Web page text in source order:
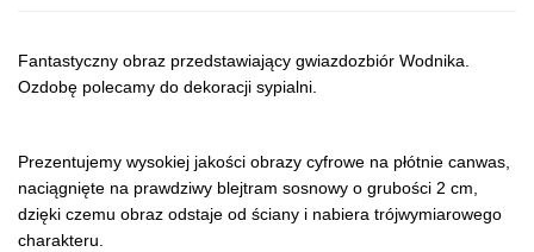
Fantastyczny obraz przedstawiający gwiazdozbiór Wodnika.
Ozdobę polecamy do dekoracji sypialni.
Prezentujemy wysokiej jakości obrazy cyfrowe na płótnie canwas,
naciągnięte na prawdziwy blejtram sosnowy o grubości 2 cm,
dzięki czemu obraz odstaje od ściany i nabiera trójwymiarowego
charakteru.